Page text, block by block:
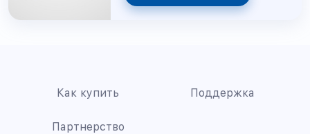
Как купить Поддержка
Партнерство